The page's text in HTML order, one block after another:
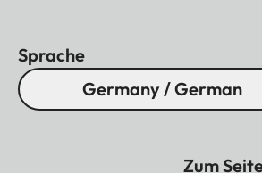
Sprache
Germany / German
Zum